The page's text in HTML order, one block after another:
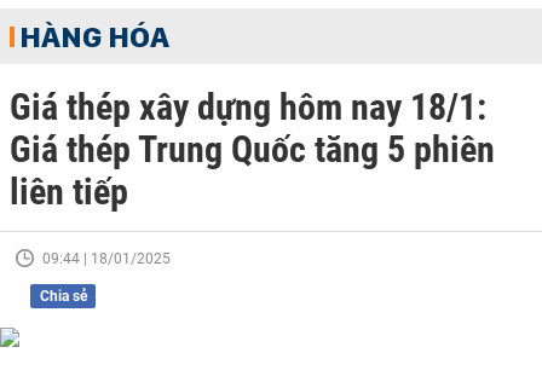
HÀNG HÓA
Giá thép xây dựng hôm nay 18/1:
Giá thép Trung Quốc tăng 5 phiên
liên tiếp
09:44 | 18/01/2025
Chia sẻ